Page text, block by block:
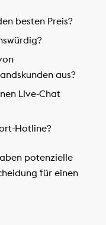
besten Preis?
aus?
Live-Chat
Hotline?
potenzielle
für einen